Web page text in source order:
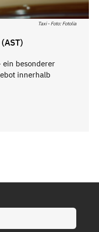
Taxi - Foto: Fotolia
ein besonderer
innerhalb